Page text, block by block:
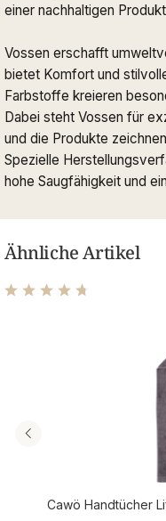
einer nachhaltigen
Vossen erschafft
bietet Komfort und
Farbstoffe kreieren
Dabei steht Vossen für
und die Produkte
Spezielle
hohe Saugfähigkeit und
Ähnliche Artikel
Durchschnittliche
Cawö Handtücher